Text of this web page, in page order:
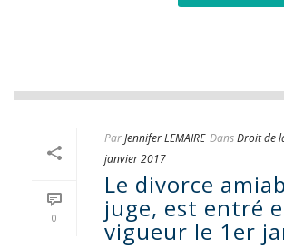
0
ParJennifer LEMAIRE DansDroit de
janvier 2017
Le divorce
juge, est entré
vigueur le 1er